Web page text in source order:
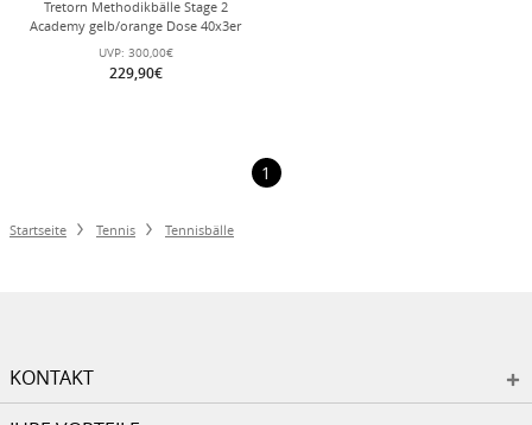
Tretorn Methodikbälle Stage 2
Academy gelb/orange Dose 40x3er
im Karton
UVP: 300,00€
229,90€
1
Startseite Tennis Tennisbälle
KONTAKT